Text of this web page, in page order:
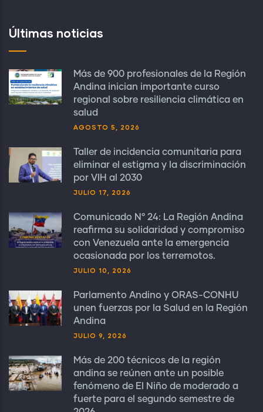
Últimas noticias
Más de 900 profesionales de la Región
Andina inician importante curso
regional sobre resiliencia climática en
salud
AGOSTO 5, 2026
Taller de incidencia comunitaria para
eliminar el estigma y la discriminación
por VIH al 2030
JULIO 17, 2026
Comunicado N° 24: La Región Andina
reafirma su solidaridad y compromiso
con Venezuela ante la emergencia
ocasionada por los terremotos.
JULIO 10, 2026
Parlamento Andino y ORAS-CONHU
unen fuerzas por la Salud en la Región
Andina
JULIO 9, 2026
Más de 200 técnicos de la región
andina se reúnen ante un posible
fenómeno de El Niño de moderado a
fuerte para el segundo semestre de